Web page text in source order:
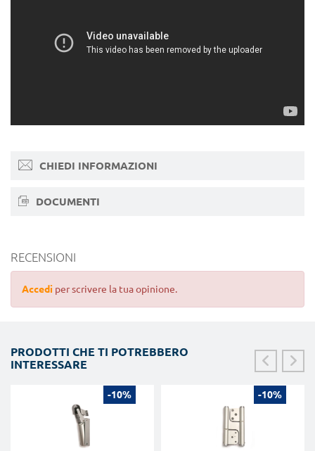
CHIEDI INFORMAZIONI
DOCUMENTI
RECENSIONI
Accedi per scrivere la tua opinione.
PRODOTTI CHE TI POTREBBERO
INTERESSARE
-10% -10%